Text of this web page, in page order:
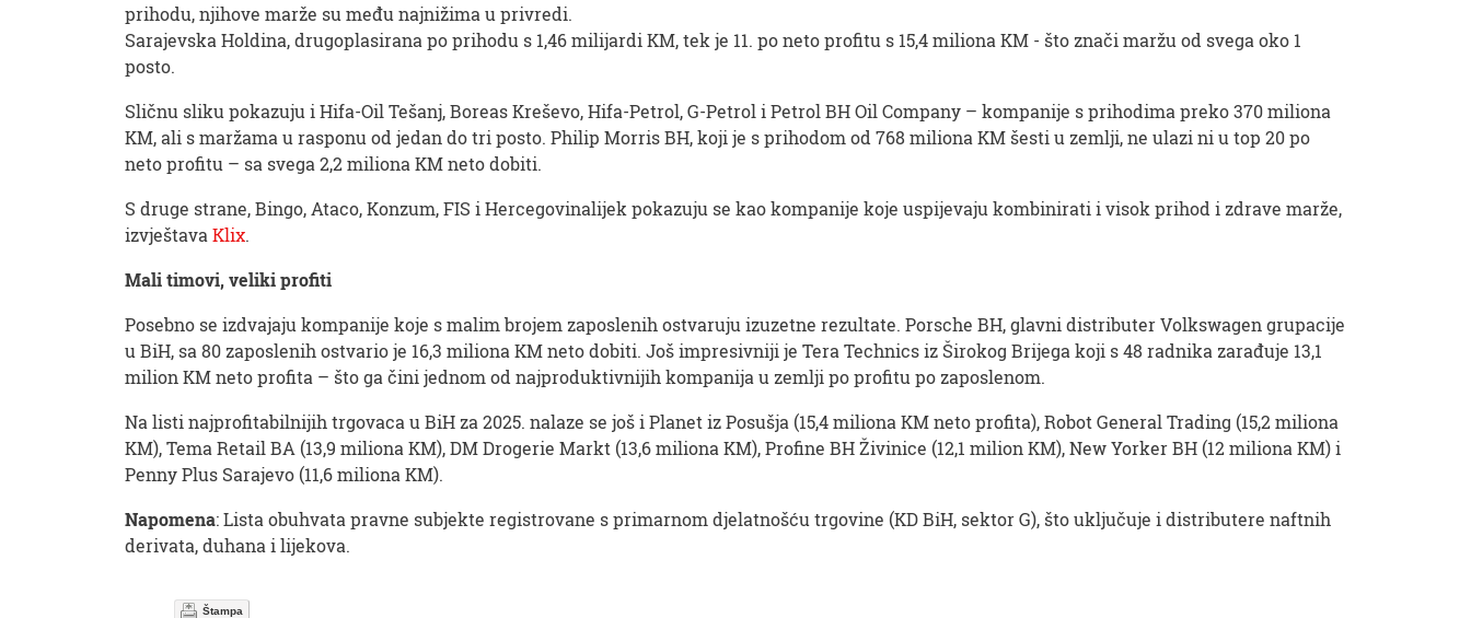
prihodu, njihove marže su među najnižima u privredi.
Sarajevska Holdina, drugoplasirana po prihodu s 1,46 milijardi KM, tek je 11. po neto profitu s 15,4 miliona KM - što znači maržu od svega oko 1
posto.
Sličnu sliku pokazuju i Hifa-Oil Tešanj, Boreas Kreševo, Hifa-Petrol, G-Petrol i Petrol BH Oil Company – kompanije s prihodima preko 370 miliona
KM, ali s maržama u rasponu od jedan do tri posto. Philip Morris BH, koji je s prihodom od 768 miliona KM šesti u zemlji, ne ulazi ni u top 20 po
neto profitu – sa svega 2,2 miliona KM neto dobiti.
S druge strane, Bingo, Ataco, Konzum, FIS i Hercegovinalijek pokazuju se kao kompanije koje uspijevaju kombinirati i visok prihod i zdrave marže,
izvještava Klix.
Mali timovi, veliki profiti
Posebno se izdvajaju kompanije koje s malim brojem zaposlenih ostvaruju izuzetne rezultate. Porsche BH, glavni distributer Volkswagen grupacije
u BiH, sa 80 zaposlenih ostvario je 16,3 miliona KM neto dobiti. Još impresivniji je Tera Technics iz Širokog Brijega koji s 48 radnika zarađuje 13,1
milion KM neto profita – što ga čini jednom od najproduktivnijih kompanija u zemlji po profitu po zaposlenom.
Na listi najprofitabilnijih trgovaca u BiH za 2025. nalaze se još i Planet iz Posušja (15,4 miliona KM neto profita), Robot General Trading (15,2 miliona
KM), Tema Retail BA (13,9 miliona KM), DM Drogerie Markt (13,6 miliona KM), Profine BH Živinice (12,1 milion KM), New Yorker BH (12 miliona KM) i
Penny Plus Sarajevo (11,6 miliona KM).
Napomena: Lista obuhvata pravne subjekte registrovane s primarnom djelatnošću trgovine (KD BiH, sektor G), što uključuje i distributere naftnih
derivata, duhana i lijekova.
Štampa